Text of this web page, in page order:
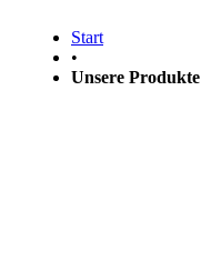
Start
•
Unsere Produkte